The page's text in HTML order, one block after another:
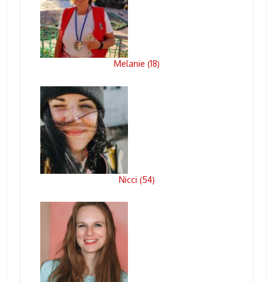
Melanie (18)
Nicci (54)